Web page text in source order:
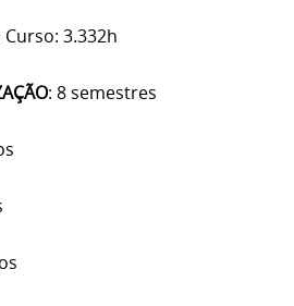
3.332h
: 8 semestres